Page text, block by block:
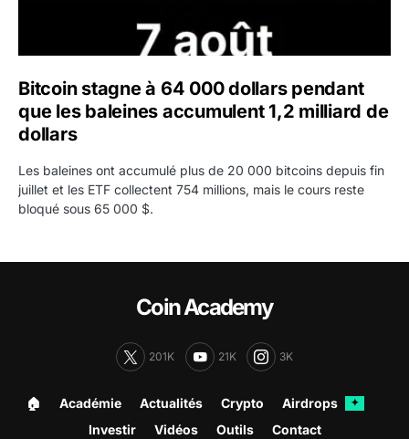
Bitcoin stagne à 64 000 dollars pendant
que les baleines accumulent 1,2 milliard de
dollars
Les baleines ont accumulé plus de 20 000 bitcoins depuis fin
juillet et les ETF collectent 754 millions, mais le cours reste
bloqué sous 65 000 $.
Coin Academy
201K 21K 3K
🏠︎ Académie Actualités Crypto Airdrops ✦
Investir Vidéos Outils Contact